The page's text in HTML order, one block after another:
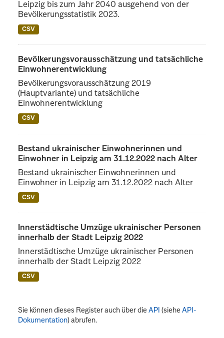
Leipzig bis zum Jahr 2040 ausgehend von der
Bevölkerungsstatistik 2023.
CSV
Bevölkerungsvorausschätzung und tatsächliche
Einwohnerentwicklung
Bevölkerungsvorausschätzung 2019
(Hauptvariante) und tatsächliche
Einwohnerentwicklung
CSV
Bestand ukrainischer Einwohnerinnen und
Einwohner in Leipzig am 31.12.2022 nach Alter
Bestand ukrainischer Einwohnerinnen und
Einwohner in Leipzig am 31.12.2022 nach Alter
CSV
Innerstädtische Umzüge ukrainischer Personen
innerhalb der Stadt Leipzig 2022
Innerstädtische Umzüge ukrainischer Personen
innerhalb der Stadt Leipzig 2022
CSV
Sie können dieses Register auch über dieAPI (sieheAPI-
Dokumentation) abrufen.